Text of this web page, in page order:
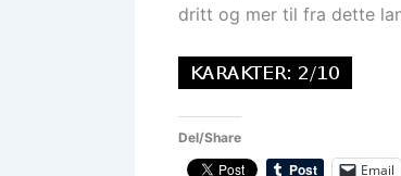
dritt og mer til fra dette
Del/Share
Email